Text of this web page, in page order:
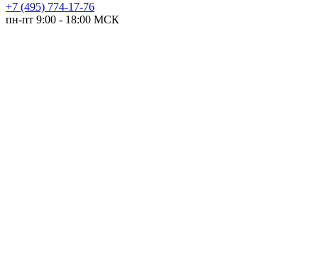
+7 (495) 774-17-76
пн-пт 9:00 - 18:00 МСК